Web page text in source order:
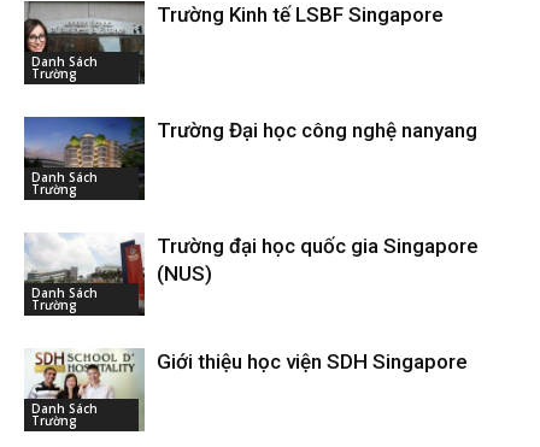
Danh Sách
Trường
Trường Kinh tế LSBF Singapore
Danh Sách
Trường
Trường Đại học công nghệ nanyang
Danh Sách
Trường
Trường đại học quốc gia Singapore
(NUS)
Danh Sách
Trường
Giới thiệu học viện SDH Singapore